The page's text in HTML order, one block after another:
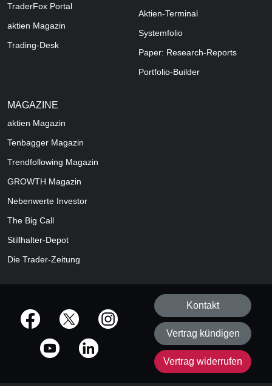
TraderFox Portal
aktien Magazin
Trading-Desk
Aktien-Terminal
Systemfolio
Paper: Research-Reports
Portfolio-Builder
MAGAZINE
aktien Magazin
Tenbagger Magazin
Trendfollowing Magazin
GROWTH Magazin
Nebenwerte Investor
The Big Call
Stillhalter-Depot
Die Trader-Zeitung
offizielle Social Media-Accounts
Kontakt
Vertrag kündigen
Vertrag widerrufen